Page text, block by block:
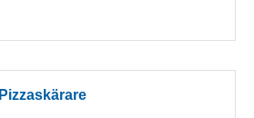
Pizzaskärare